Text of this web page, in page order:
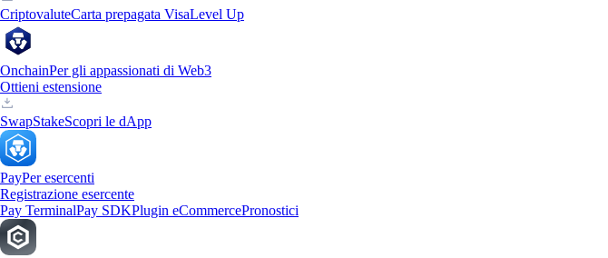
CriptovaluteCarta prepagata VisaLevel Up
OnchainPer gli appassionati di Web3
Ottieni estensione
SwapStakeScopri le dApp
PayPer esercenti
Registrazione esercente
Pay TerminalPay SDKPlugin eCommercePronostici